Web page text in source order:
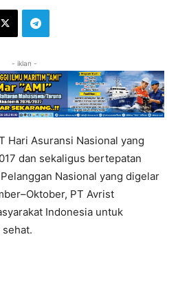
- iklan -
Hari Asuransi Nasional yang
dan sekaligus bertepatan
Nasional yang digelar
PT Avrist
Indonesia untuk